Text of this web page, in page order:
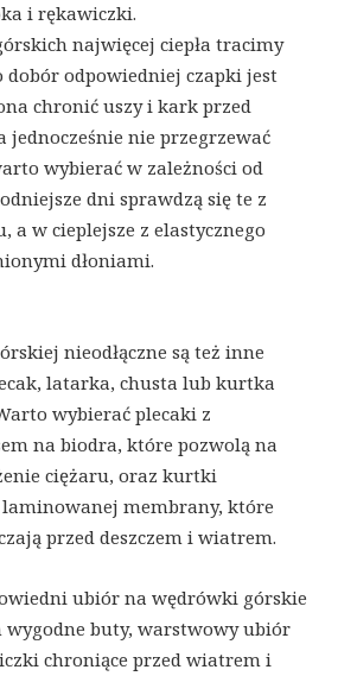
i rękawiczki.
najwięcej ciepła tracimy
dobór odpowiedniej czapki jest
chronić uszy i kark przed
nie przegrzewać
wybierać w zależności od
dni sprawdzą się te z
a w cieplejsze z elastycznego
dłoniami.
nieodłączne są też inne
latarka, chusta lub kurtka
wybierać plecaki z
na biodra, które pozwolą na
ciężaru, oraz kurtki
laminowanej membrany, które
przed deszczem i wiatrem.
ubiór na wędrówki górskie
wygodne buty, warstwowy ubiór
chroniące przed wiatrem i